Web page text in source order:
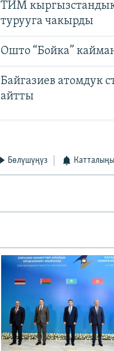
ТИМ
турууга чакырды
Ошто “Бойка”
Байгазиев атомдук
айтты
Бөлүшүңүз